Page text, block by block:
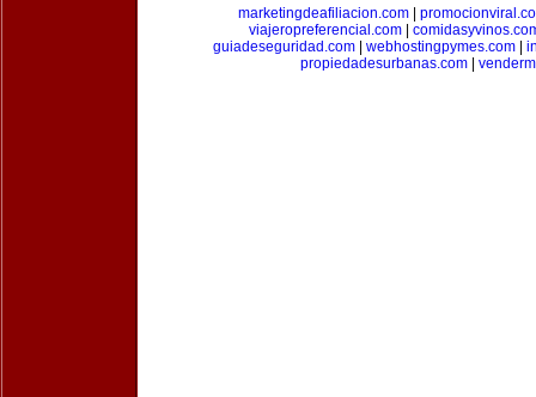
marketingdeafiliacion.com|
viajeropreferencial.com
guiadeseguridad.com| webhostingpymes.com|
propiedadesurbanas.com